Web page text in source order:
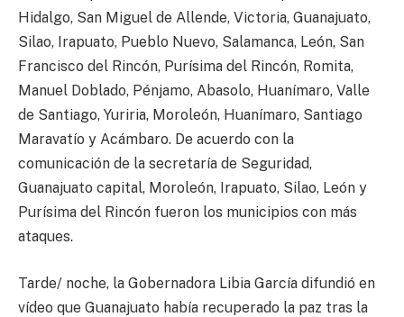
Hidalgo, San Miguel de Allende, Victoria, Guanajuato,
Silao, Irapuato, Pueblo Nuevo, Salamanca, León, San
Francisco del Rincón, Purísima del Rincón, Romita,
Manuel Doblado, Pénjamo, Abasolo, Huanímaro, Valle
de Santiago, Yuriria, Moroleón, Huanímaro, Santiago
Maravatío y Acámbaro. De acuerdo con la
comunicación de la secretaría de Seguridad,
Guanajuato capital, Moroleón, Irapuato, Silao, León y
Purísima del Rincón fueron los municipios con más
ataques.
Tarde/ noche, la Gobernadora Libia García difundió en
vídeo que Guanajuato había recuperado la paz tras la